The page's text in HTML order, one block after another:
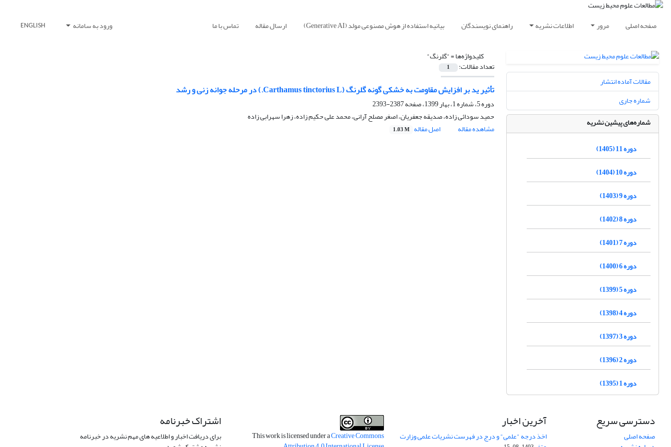
صفحه اصلی مرور اطلاعات نشریه راهنمای نویسندگان بیانیه استفاده از هوش مصنوعی مولد (Generative AI) ارسال مقاله تماس با ما ورود به سامانه ENGLISH
کلیدواژه‌ها ="گلرنگ"
تعداد مقالات: 1
تأثیر ید بر افزایش مقاومت به خشکی گونه گلرنگ (Carthamus tinctorius L.) در مرحله جوانه زنی و رشد
دوره 5، شماره 1، بهار 1399، صفحه
2387-2393
حمید سودائی زاده، صدیقه جعفریان، اصغر مصلح آرانی، محمد علی حکیم زاده، زهرا سهرابی زاده
مشاهده مقاله
اصل مقاله 1.03 M
مقالات آماده انتشار
شماره جاری
شماره‌های پیشین نشریه
دوره 11 (1405)
دوره 10 (1404)
دوره 9 (1403)
دوره 8 (1402)
دوره 7 (1401)
دوره 6 (1400)
دوره 5 (1399)
دوره 4 (1398)
دوره 3 (1397)
دوره 2 (1396)
دوره 1 (1395)
دسترسی سریع
صفحه اصلی
آخرین اخبار
اخذ درجه "علمی" و درج در فهرست نشریات علمی وزارت This work is licensed under aCreative Commons
اشتراک خبرنامه
برای دریافت اخبار و اطلاعیه های مهم نشریه در خبرنامه